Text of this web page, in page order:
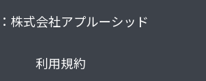
株式会社アプルーシッド
利用規約